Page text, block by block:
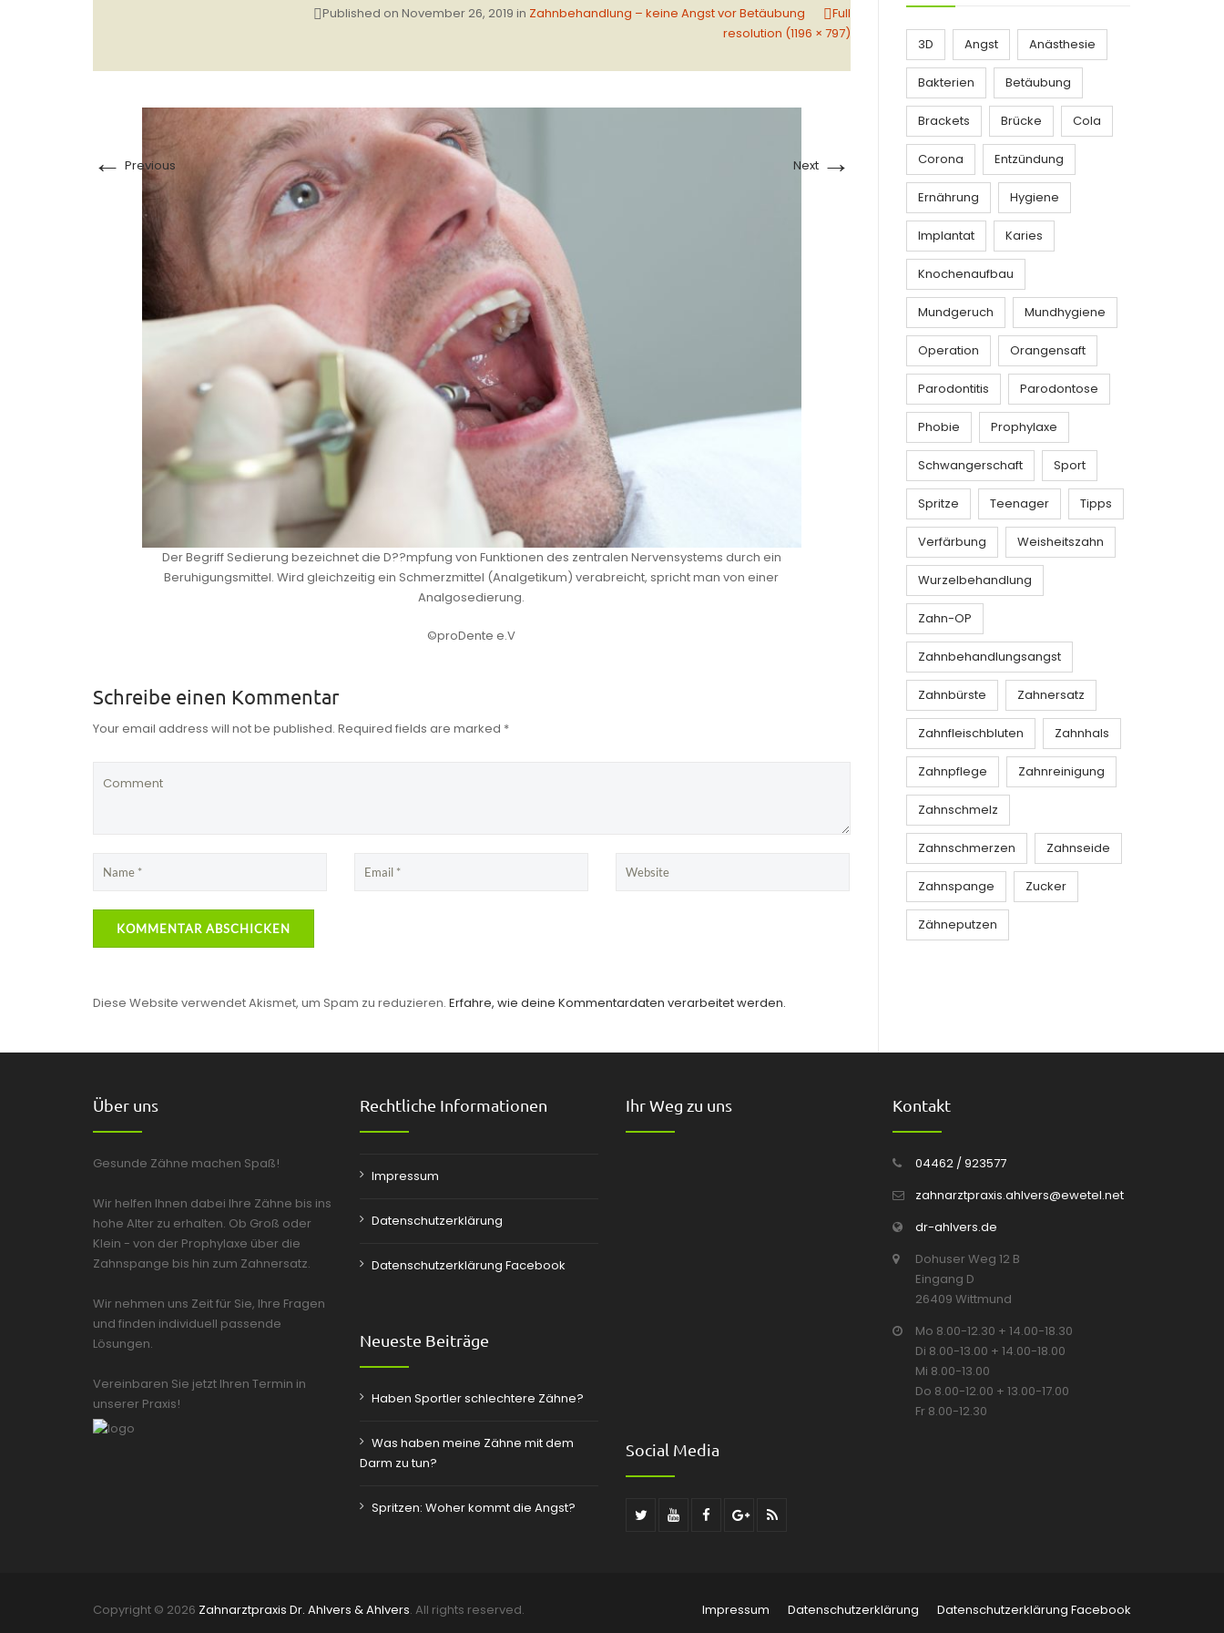
Published on November 26, 2019 in Zahnbehandlung – keine Angst vor Betäubung
Full
resolution (1196 × 797)
← Previous Next →
Der Begriff Sedierung bezeichnet die D??mpfung von Funktionen des zentralen Nervensystems durch ein
Beruhigungsmittel. Wird gleichzeitig ein Schmerzmittel (Analgetikum) verabreicht, spricht man von einer
Analgosedierung.
©proDente e.V
Schreibe einen Kommentar
Your email address will not be published. Required fields are marked *
Diese Website verwendet Akismet, um Spam zu reduzieren. Erfahre, wie deine Kommentardaten verarbeitet werden.
3D Angst Anästhesie
Bakterien Betäubung
Brackets Brücke Cola
Corona Entzündung
Ernährung Hygiene
Implantat Karies
Knochenaufbau
Mundgeruch Mundhygiene
Operation Orangensaft
Parodontitis Parodontose
Phobie Prophylaxe
Schwangerschaft Sport
Spritze Teenager Tipps
Verfärbung Weisheitszahn
Wurzelbehandlung
Zahn-OP
Zahnbehandlungsangst
Zahnbürste Zahnersatz
Zahnfleischbluten Zahnhals
Zahnpflege Zahnreinigung
Zahnschmelz
Zahnschmerzen Zahnseide
Zahnspange Zucker
Zähneputzen
Über uns
Gesunde Zähne machen Spaß!
Wir helfen Ihnen dabei Ihre Zähne bis ins
hohe Alter zu erhalten. Ob Groß oder
Klein - von der Prophylaxe über die
Zahnspange bis hin zum Zahnersatz.
Wir nehmen uns Zeit für Sie, Ihre Fragen
und finden individuell passende
Lösungen.
Vereinbaren Sie jetzt Ihren Termin in
unserer Praxis!
Rechtliche Informationen
Impressum
Datenschutzerklärung
Datenschutzerklärung Facebook
Neueste Beiträge
Haben Sportler schlechtere Zähne?
Was haben meine Zähne mit dem
Darm zu tun?
Spritzen: Woher kommt die Angst?
Ihr Weg zu uns
Social Media
Kontakt
04462 / 923577
zahnarztpraxis.ahlvers@ewetel.net
dr-ahlvers.de
Dohuser Weg 12 B
Eingang D
26409 Wittmund
Mo 8.00-12.30 + 14.00-18.30
Di 8.00-13.00 + 14.00-18.00
Mi 8.00-13.00
Do 8.00-12.00 + 13.00-17.00
Fr 8.00-12.30
Copyright © 2026 Zahnarztpraxis Dr. Ahlvers & Ahlvers. All rights reserved. Impressum Datenschutzerklärung Datenschutzerklärung Facebook